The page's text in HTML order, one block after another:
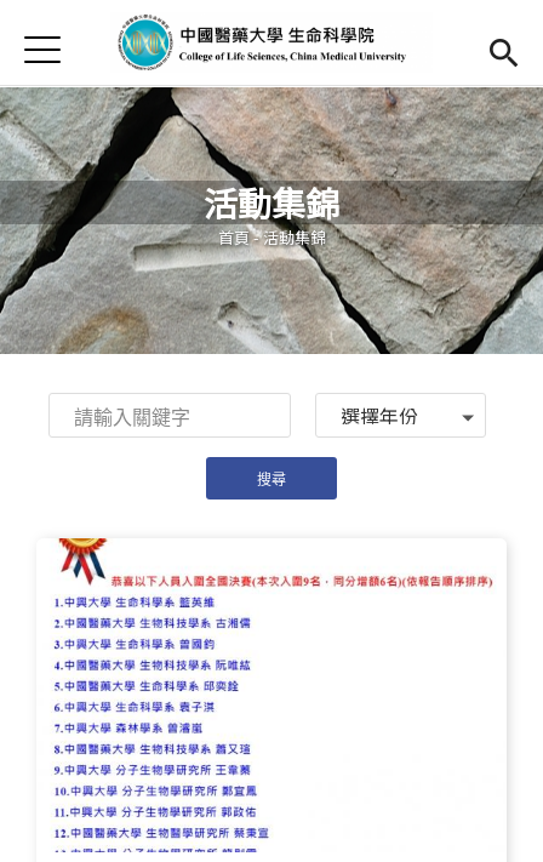
首頁
最新消息
Open submenu (關於本院)
關於本院
研究發展及特色
活動集錦
發展及就業
Open
English
活動集錦
您在這裡
首頁-活動集錦
Year